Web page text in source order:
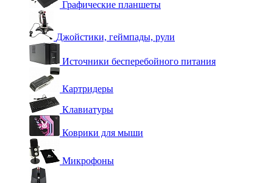
Графические планшеты
Джойстики, геймпады, рули
Источники бесперебойного питания
Картридеры
Клавиатуры
Коврики для мыши
Микрофоны